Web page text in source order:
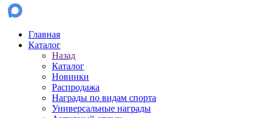
Главная
Каталог
Назад
Каталог
Новинки
Распродажа
Награды по видам спорта
Универсальные награды